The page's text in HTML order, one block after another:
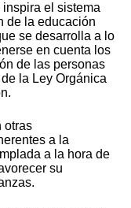
el sistema
de la educación
se desarrolla a lo
en cuenta los
de las personas
la Ley Orgánica
otras
a la
a la hora de
su